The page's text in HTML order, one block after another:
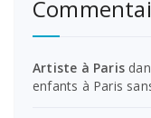
Artiste à Paris
enfants à Paris